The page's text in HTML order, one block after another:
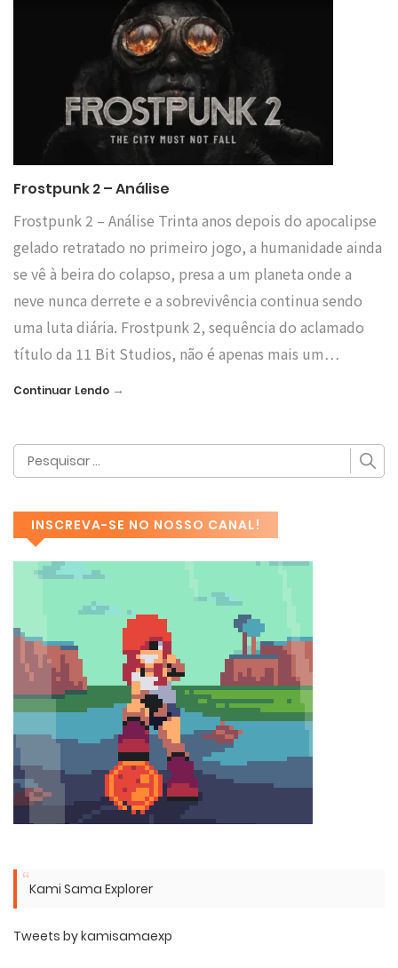
Frostpunk 2 – Análise
Frostpunk 2 – Análise Trinta anos depois do apocalipse
gelado retratado no primeiro jogo, a humanidade ainda
se vê à beira do colapso, presa a um planeta onde a
neve nunca derrete e a sobrevivência continua sendo
uma luta diária. Frostpunk 2, sequência do aclamado
título da 11 Bit Studios, não é apenas mais um…
Continuar Lendo →
INSCREVA-SE NO NOSSO CANAL!
Kami Sama Explorer
Tweets by kamisamaexp